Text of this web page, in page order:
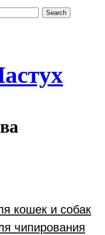
кошек и собак
чипирования